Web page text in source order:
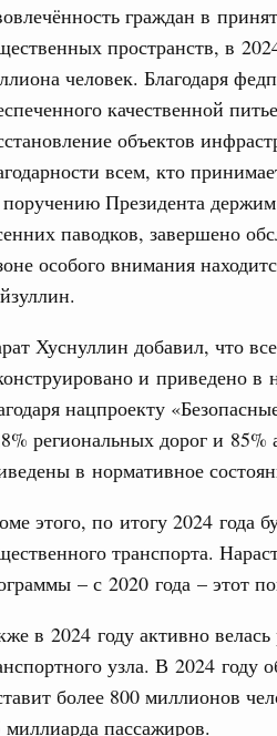
граждан в
пространств, в
человек. Благодаря
качественной
объектов
всем, кто
Президента
паводков, завершено
особого внимания
Хуснуллин добавил, что
и приведено в
нацпроекту
региональных дорог и 85%
в нормативное
этого, по итогу 2024 года
транспорта.
– с 2020 года – этот
в 2024 году активно
узла. В 2024 году
более 800 миллионов
миллиарда пассажиров.
экономический союз.
принял участие во
Жапарова с главами
Евразийского
совета
6 августа, четверг
промышленной политики
заседание
в сфере строительства
Более 130
построено под
проект «Инфраструктура
Порядка 200
объектам,
для
политика